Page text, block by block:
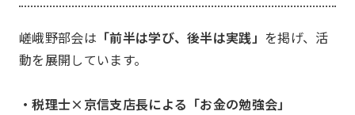
一覧を見る
例会委員会
コミュニティシェア委員会
嵯峨野部会は 「前半は学び、後半は実践」 を掲げ、活
動を展開しています。
・税理士×京信支店長による「お金の勉強会」